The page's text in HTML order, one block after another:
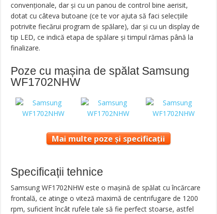
convenționale, dar și cu un panou de control bine aerisit,
dotat cu câteva butoane (ce te vor ajuta să faci selecțiile
potrivite fiecărui program de spălare), dar și cu un display de
tip LED, ce indică etapa de spălare și timpul rămas până la
finalizare.
Poze cu mașina de spălat Samsung
WF1702NHW
Mai multe poze și specificații
Specificații tehnice
Samsung WF1702NHW este o mașină de spălat cu încărcare
frontală, ce atinge o viteză maximă de centrifugare de 1200
rpm, suficient încât rufele tale să fie perfect stoarse, astfel